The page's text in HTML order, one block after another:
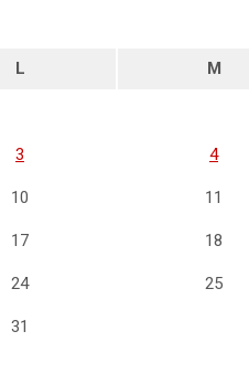
L M
3 4
10 11
17 18
24 25
31